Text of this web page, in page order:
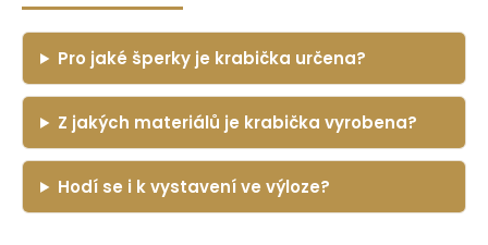
Pro jaké šperky je krabička určena?
Z jakých materiálů je krabička vyrobena?
Hodí se i k vystavení ve výloze?